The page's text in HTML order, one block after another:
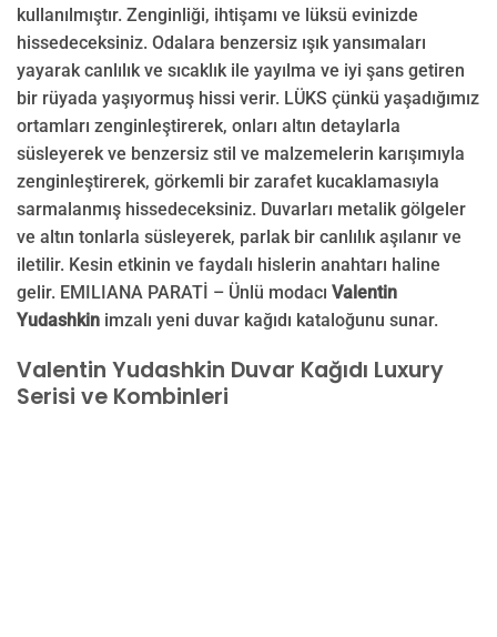
kullanılmıştır. Zenginliği, ihtişamı ve lüksü evinizde
hissedeceksiniz. Odalara benzersiz ışık yansımaları
yayarak canlılık ve sıcaklık ile yayılma ve iyi şans getiren
bir rüyada yaşıyormuş hissi verir. LÜKS çünkü yaşadığımız
ortamları zenginleştirerek, onları altın detaylarla
süsleyerek ve benzersiz stil ve malzemelerin karışımıyla
zenginleştirerek, görkemli bir zarafet kucaklamasıyla
sarmalanmış hissedeceksiniz. Duvarları metalik gölgeler
ve altın tonlarla süsleyerek, parlak bir canlılık aşılanır ve
iletilir. Kesin etkinin ve faydalı hislerin anahtarı haline
gelir. EMILIANA PARATİ – Ünlü modacı Valentin
Yudashkin imzalı yeni duvar kağıdı kataloğunu sunar.
Valentin Yudashkin Duvar Kağıdı Luxury
Serisi ve Kombinleri